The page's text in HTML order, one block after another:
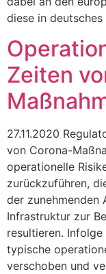
diese in
Zeiten
27.11.2020
von Corona-
operationelle
zurückzuführen,
der zunehmenden
Infrastruktur zur
resultieren.
typische
verschoben und